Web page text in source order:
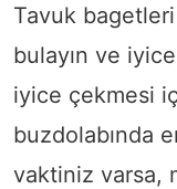
Tavuk bagetleri
bulayın ve
iyice çekmesi
buzdolabında
vaktiniz varsa,